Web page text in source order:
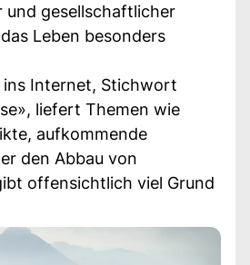
und gesellschaftlicher
Leben besonders
ins Internet, Stichwort
liefert Themen wie
aufkommende
den Abbau von
offensichtlich viel Grund